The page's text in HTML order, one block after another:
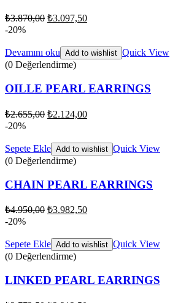
₺3.870,00 ₺3.097,50
-20%
Devamını oku Add to wishlist Quick View
(0 Değerlendirme)
OILLE PEARL EARRINGS
₺2.655,00 ₺2.124,00
-20%
Sepete Ekle Add to wishlist Quick View
(0 Değerlendirme)
CHAIN PEARL EARRINGS
₺4.950,00 ₺3.982,50
-20%
Sepete Ekle Add to wishlist Quick View
(0 Değerlendirme)
LINKED PEARL EARRINGS